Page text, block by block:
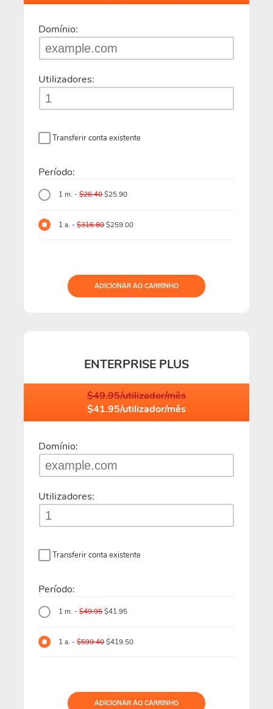
Domínio:
Utilizadores:
Transferir conta existente
Período:
1 m. -$26.40$25.90
1 a. -$316.80$259.00
ADICIONAR AO CARRINHO
ENTERPRISE PLUS
$49.95/utilizador/mês
$41.95/utilizador/mês
Domínio:
Utilizadores:
Transferir conta existente
Período:
1 m. -$49.95$41.95
1 a. -$599.40$419.50
ADICIONAR AO CARRINHO